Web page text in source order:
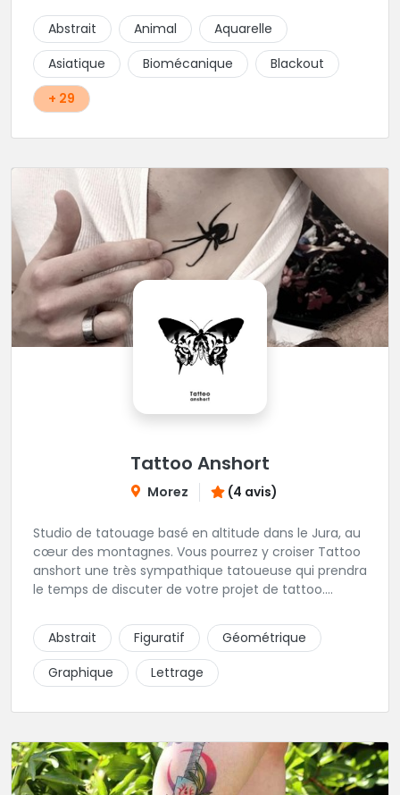
religieux ou du chicanos. Romain son frère sera vous
combler par sa finesse pour des pièces comme le
mandala, l'ornemental ou la calligraphie pour le
bonheur des futurs tatoués. Il y a aussi Léa, Maureen,
Fat, Tom, Sento, Lily, des artistes hors normes. Il n'y a
qu'à regarder les pièces sélectionnées ici pour
Abstrait Animal
Aquarelle
Asiatique
Biomécanique
Blackout
+ 29
Tattoo Anshort
Morez (4 avis)
Studio de tatouage basé en altitude dans le Jura, au
cœur des montagnes. Vous pourrez y croiser Tattoo
anshort une très sympathique tatoueuse qui prendra
le temps de discuter de votre projet de tattoo.
piquer la peau à la montagne ! Elle maîtrise les
lettrages et les aplats de noir. N’hésitez pas à la
contacter pour lui soumettre votre projet.
Abstrait Figuratif
Géométrique
Graphique
Lettrage